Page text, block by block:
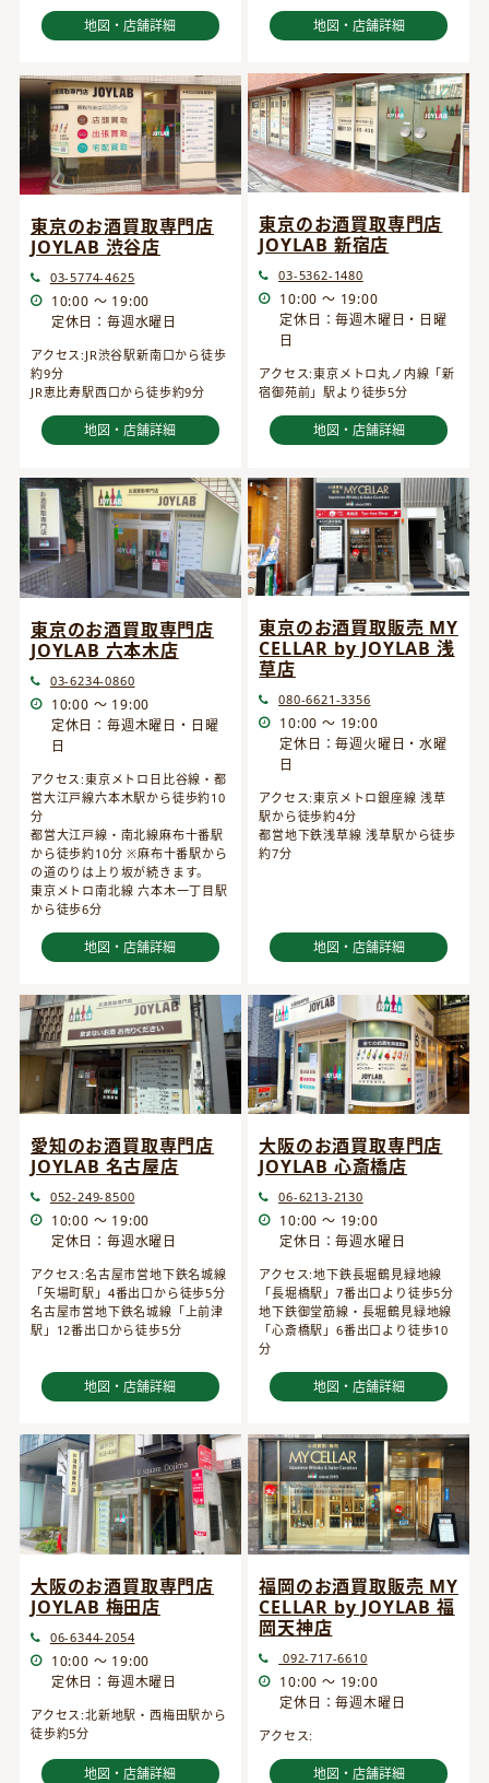
地図・店舗詳細 地図・店舗詳細
東京のお酒買取専門店
JOYLAB 渋谷店
03-5774-4625
10:00 ～ 19:00
定休日：毎週水曜日
アクセス:JR渋谷駅新南口から徒歩
約9分
JR恵比寿駅西口から徒歩約9分
地図・店舗詳細
東京のお酒買取専門店
JOYLAB 新宿店
03-5362-1480
10:00 ～ 19:00
定休日：毎週木曜日・日曜
日
アクセス:東京メトロ丸ノ内線「新
宿御苑前」駅より徒歩5分
地図・店舗詳細
東京のお酒買取専門店
JOYLAB 六本木店
03-6234-0860
10:00 ～ 19:00
定休日：毎週木曜日・日曜
日
アクセス:東京メトロ日比谷線・都
営大江戸線六本木駅から徒歩約10
分
都営大江戸線・南北線麻布十番駅
から徒歩約10分 ※麻布十番駅から
の道のりは上り坂が続きます。
東京メトロ南北線 六本木一丁目駅
から徒歩6分
地図・店舗詳細
東京のお酒買取販売 MY
CELLAR by JOYLAB 浅
草店
080-6621-3356
10:00 ～ 19:00
定休日：毎週火曜日・水曜
日
アクセス:東京メトロ銀座線 浅草
駅から徒歩約4分
都営地下鉄浅草線 浅草駅から徒歩
約7分
地図・店舗詳細
愛知のお酒買取専門店
JOYLAB 名古屋店
052-249-8500
10:00 ～ 19:00
定休日：毎週水曜日
アクセス:名古屋市営地下鉄名城線
「矢場町駅」4番出口から徒歩5分
名古屋市営地下鉄名城線「上前津
駅」12番出口から徒歩5分
地図・店舗詳細
大阪のお酒買取専門店
JOYLAB 心斎橋店
06-6213-2130
10:00 ～ 19:00
定休日：毎週水曜日
アクセス:地下鉄長堀鶴見緑地線
「長堀橋駅」7番出口より徒歩5分
地下鉄御堂筋線・長堀鶴見緑地線
「心斎橋駅」6番出口より徒歩10
分
地図・店舗詳細
大阪のお酒買取専門店
JOYLAB 梅田店
06-6344-2054
10:00 ～ 19:00
定休日：毎週木曜日
アクセス:北新地駅・西梅田駅から
徒歩約5分
地図・店舗詳細
福岡のお酒買取販売 MY
CELLAR by JOYLAB 福
岡天神店
092-717-6610
10:00 ～ 19:00
定休日：毎週木曜日
アクセス:
地図・店舗詳細